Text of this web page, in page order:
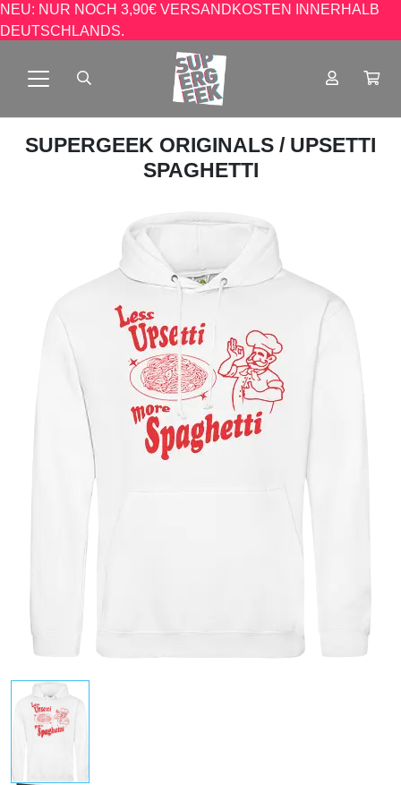
NEU: NUR NOCH 3,90€ VERSANDKOSTEN INNERHALB
DEUTSCHLANDS.
SUPERGEEK ORIGINALS / UPSETTI
SPAGHETTI